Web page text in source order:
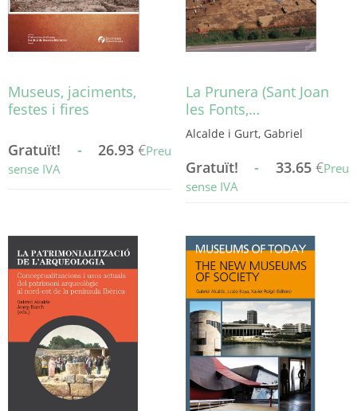
Museus, jaciments,
festes i fires
Gratuït! - 26.93 €Preu
sense IVA
variants.
Les
opcions
es
poden
La Prunera (Sant Joan
les Fonts,…
Alcalde i Gurt, Gabriel
Gratuït! - 33.65 €Preu
sense IVA
diverses
variants.
Les
opcions
es
poden
triar
a
la